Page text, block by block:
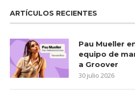
ARTÍCULOS RECIENTES
Pau Mueller
equipo de
a Groover
30 julio 2026